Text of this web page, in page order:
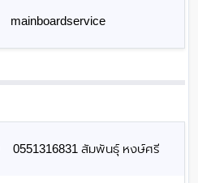
mainboardservice
0551316831 สัมพันธุ์ หงษ์ศรี